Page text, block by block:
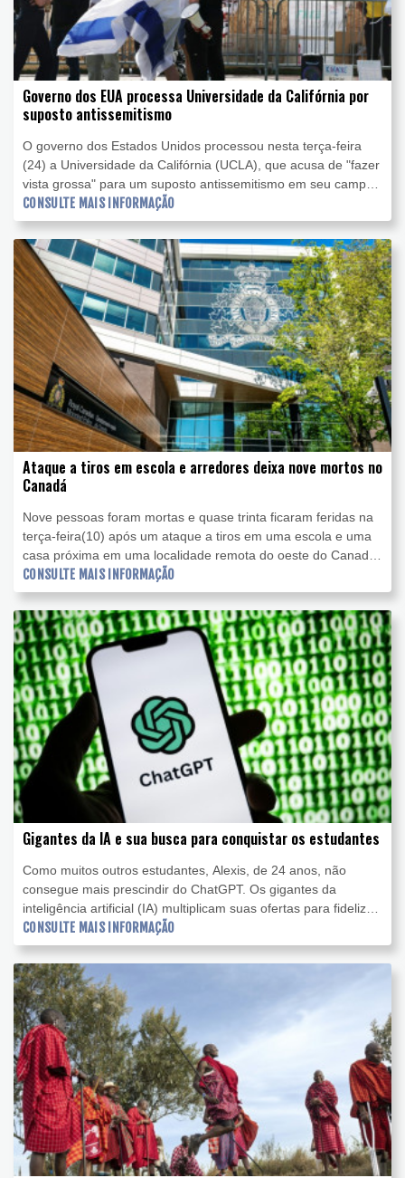
Governo dos EUA processa Universidade da Califórnia por
suposto antissemitismo
O governo dos Estados Unidos processou nesta terça-feira
(24) a Universidade da Califórnia (UCLA), que acusa de "fazer
vista grossa" para um suposto antissemitismo em seu campus
de Los Angeles durante protestos estudantis contra Israel.
CONSULTE MAIS INFORMAÇÃO
Ataque a tiros em escola e arredores deixa nove mortos no
Canadá
Nove pessoas foram mortas e quase trinta ficaram feridas na
terça-feira(10) após um ataque a tiros em uma escola e uma
casa próxima em uma localidade remota do oeste do Canadá,
informaram as autoridades.
CONSULTE MAIS INFORMAÇÃO
Gigantes da IA e sua busca para conquistar os estudantes
Como muitos outros estudantes, Alexis, de 24 anos, não
consegue mais prescindir do ChatGPT. Os gigantes da
inteligência artificial (IA) multiplicam suas ofertas para fidelizar
o mais cedo possível estes jovens usuários, ao mesmo tempo
em que acessam seus dados.
CONSULTE MAIS INFORMAÇÃO